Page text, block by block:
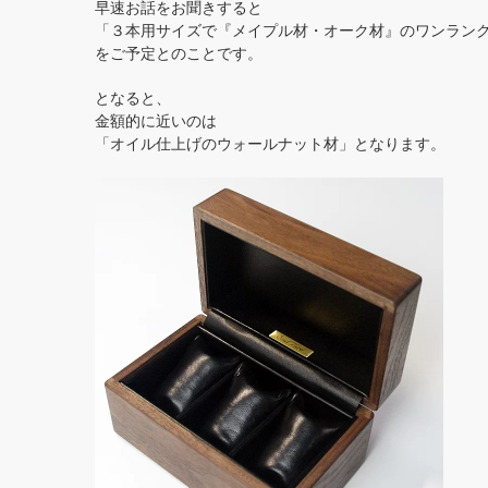
早速お話をお聞きすると
「３本用サイズで『メイプル材・オーク材』のワンラン
をご予定とのことです。
となると、
金額的に近いのは
「オイル仕上げのウォールナット材」となります。